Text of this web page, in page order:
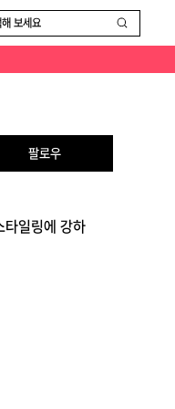
보세요
팔로우
일링에 강하